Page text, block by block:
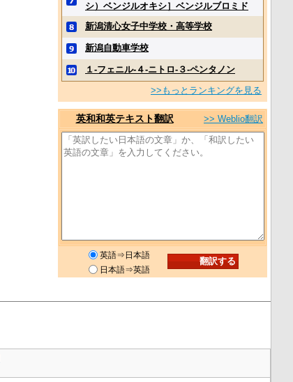
シ）ベンジルオキシ］ベンジルブロミド
新潟清心女子中学校・高等学校
新潟自動車学校
１‐フェニル‐４‐ニトロ‐３‐ペンタノン
>>もっとランキングを見る
英和和英テキスト翻訳 >> Weblio翻訳
英語⇒日本語
日本語⇒英語